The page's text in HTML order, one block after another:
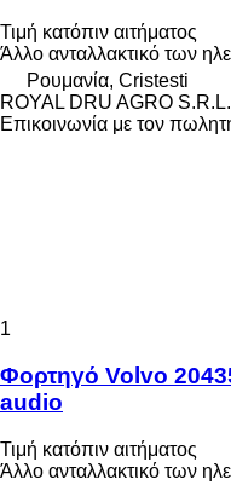
Τιμή κατόπιν αιτήματος
Άλλο ανταλλακτικό των
Ρουμανία, Cristesti
ROYAL DRU AGRO S.R.L.
Επικοινωνία με τον
1
Φορτηγό Volvo
audio
Τιμή κατόπιν αιτήματος
Άλλο ανταλλακτικό των